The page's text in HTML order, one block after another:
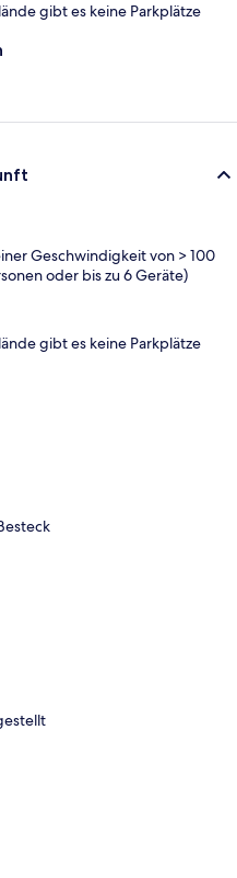
gibt es keine Parkplätze
Geschwindigkeit von > 100
oder bis zu 6 Geräte)
gibt es keine Parkplätze